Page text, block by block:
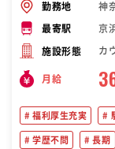
勤務地 神
最寄駅 京
施設形態 カ
月給
福利厚生充実
学歴不問 長期